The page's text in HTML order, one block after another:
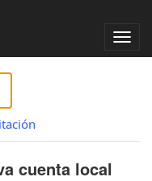
cuenta local